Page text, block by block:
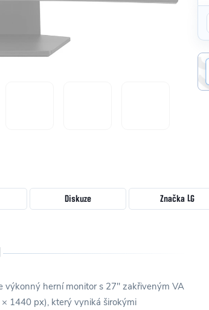
Diskuze ZnačkaLG
výkonný herní monitor s 27" zakřiveným VA
1440 px), který vyniká širokými